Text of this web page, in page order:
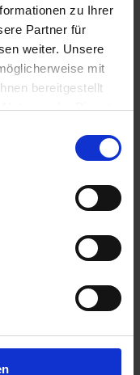
zu Ihrer
Partner für
weiter. Unsere
mit
bereitgestellt
der Dienste